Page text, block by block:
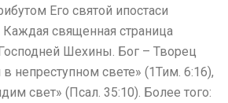
Его святой ипостаси
Каждая священная страница
Шехины. Бог – Творец
непреступном свете» (1Тим. 6:16),
свет» (Псал. 35:10). Более того: